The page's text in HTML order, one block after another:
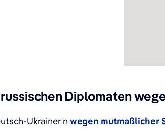
Diplomaten
Ukrainerin wegen mutmaßlicher